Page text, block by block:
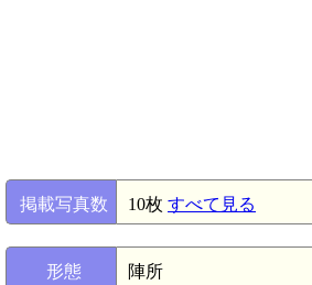
掲載写真数 10枚 すべて見る
形態 陣所